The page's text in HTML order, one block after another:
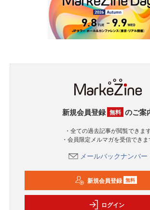
新規会員登録 無料 のご案
・全ての過去記事が閲覧できま
・会員限定メルマガを受信でき
メールバックナンバー
新規会員登録 無料
ログイン